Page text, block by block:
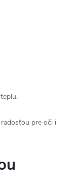
pre oči i